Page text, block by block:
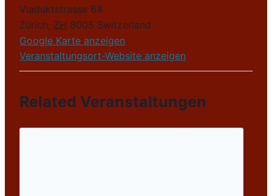
Viaduktstrasse 64
Zürich, ZH 8005 Switzerland
Google Karte anzeigen
Veranstaltungsort-Website anzeigen
Related Veranstaltungen